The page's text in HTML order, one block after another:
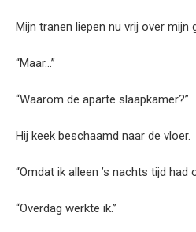
Mijn tranen liepen nu vrij over mijn
“Maar…”
“Waarom de aparte slaapkamer?”
Hij keek beschaamd naar de vloer.
“Omdat ik alleen ’s nachts tijd had
“Overdag werkte ik.”